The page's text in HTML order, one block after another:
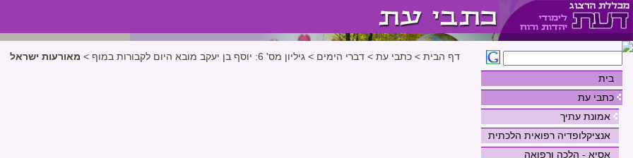
בית
כתבי עת
אמונת עתיך
אנציקלופדיה רפואית הלכתית
אסיא - הלכה ורפואה
דף הבית > כתבי עת > דברי הימים > גיליון מס' 6: יוסף בן יעקב מובא היום לקבורות במוף > מאורעות ישראל